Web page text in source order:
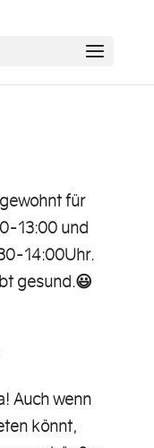
für
13:00 und
14:00Uhr.
gesund.😃
Auch wenn
könnt,